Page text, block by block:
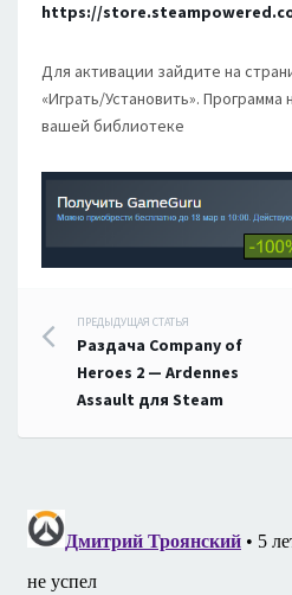
https://
Для активации зайдите на
«Играть/Установить». Программа
вашей библиотеке
Навигация
по
записям
ПРЕДЫДУЩАЯ СТАТЬЯ
Раздача Company of
Heroes 2 — Ardennes
Assault для Steam